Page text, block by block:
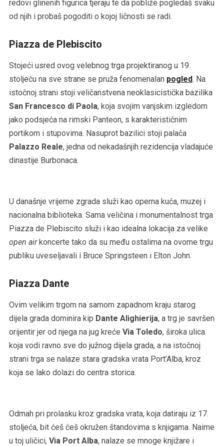
redovi glinenih figurica tjeraju te da pobliže pogledaš svaku
od njih i probaš pogoditi o kojoj ličnosti se radi.
Piazza de Plebiscito
Stojeći usred ovog velebnog trga projektiranog u 19.
stoljeću na sve strane se pruža fenomenalan pogled. Na
istočnoj strani stoji veličanstvena neoklasicistička bazilika
San Francesco di Paola, koja svojim vanjskim izgledom
jako podsjeća na rimski Panteon, s karakterističnim
portikom i stupovima. Nasuprot bazilici stoji palača
Palazzo Reale, jedna od nekadašnjih rezidencija vladajuće
dinastije Burbonaca.
U današnje vrijeme zgrada služi kao operna kuća, muzej i
nacionalna biblioteka. Sama veličina i monumentalnost trga
Piazza de Plebiscito služi i kao idealna lokacija za velike
open airkoncerte tako da su među ostalima na ovome trgu
publiku uveseljavali i Bruce Springsteen i Elton John.
Piazza Dante
Ovim velikim trgom na samom zapadnom kraju starog
dijela grada dominira kip Dante Alighierija, a trg je savršen
orijentir jer od njega na jug kreće Via Toledo, široka ulica
koja vodi ravno sve do južnog dijela grada, a na istočnoj
strani trga se nalaze stara gradska vrata Port’Alba, kroz
koja se lako dolazi do centra storica.
Odmah pri prolasku kroz gradska vrata, koja datiraju iz 17.
stoljeća, bit ćeš ćeš okružen štandovima s knjigama. Naime
u toj uličici, Via Port Alba, nalaze se mnoge knjižare i